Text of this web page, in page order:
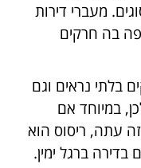
מעברי דירות
בה חרקים
בלתי נראים וגם
במיוחד אם
עתה, ריסוס הוא
ברגל ימין.